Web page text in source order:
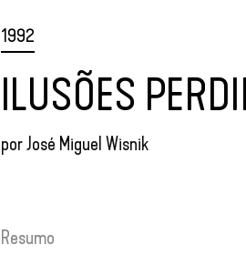
1992
ILUSÕES
porJosé Miguel Wisnik
Resumo